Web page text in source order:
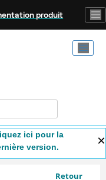
produit
ici pour la
version.
Retour